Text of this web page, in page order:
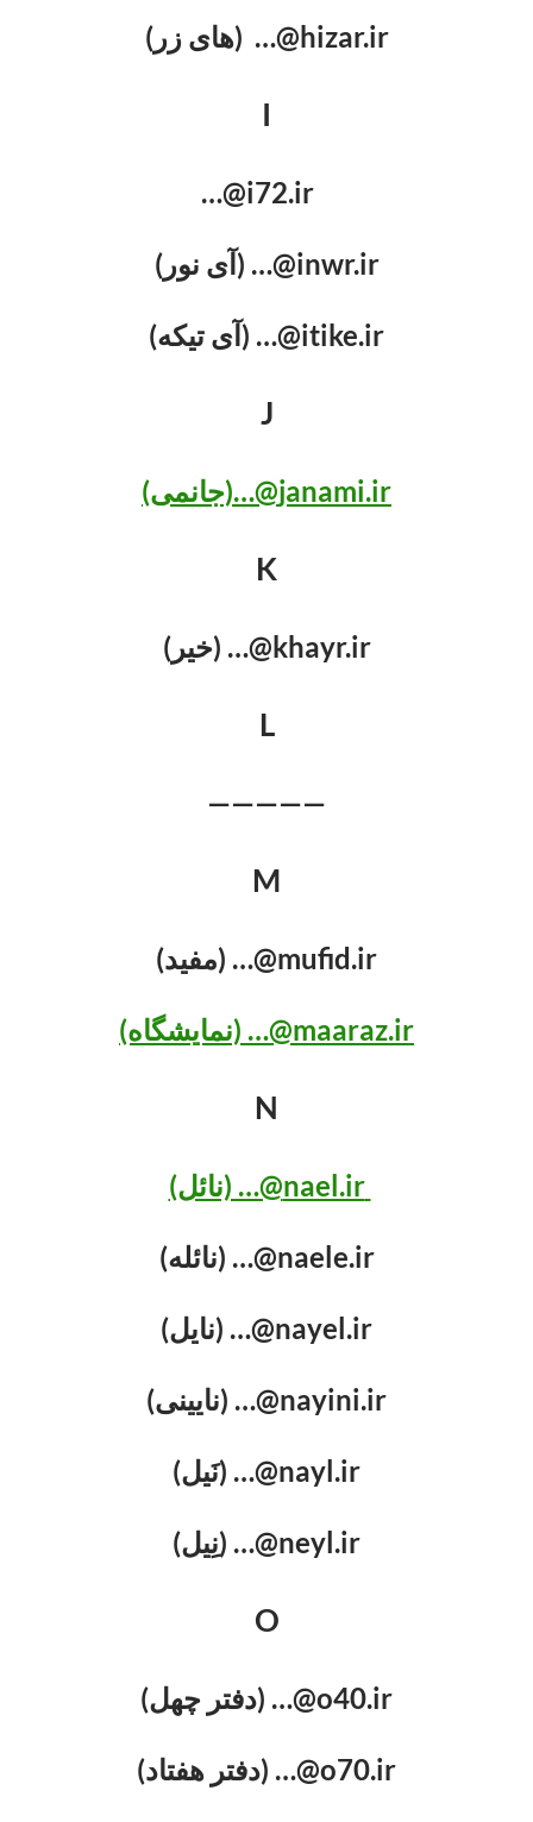
hizar.ir@… (های زر)
I
inwr.ir@… (آی نور)
itike.ir@… (آی تیکه)
J
janami.ir@…(جانمی)
K
khayr.ir@… (خیر)
L
—————
M
mufid.ir@… (مفید)
maaraz.ir@… (نمایشگاه)
N
nael.ir@… (نائل)
naele.ir@… (نائله)
nayel.ir@… (نایل)
nayini.ir@… (نایینی)
nayl.ir@… (نَیل)
neyl.ir@… (نِیل)
O
o40.ir@… (دفتر چهل)
o70.ir@… (دفتر هفتاد)